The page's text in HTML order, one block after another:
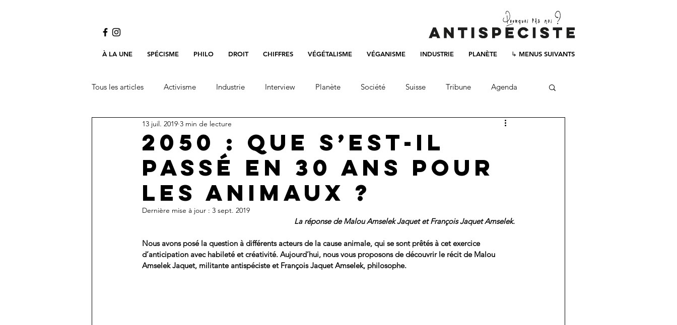
À LA UNE SPÉCISME PHILO DROIT CHIFFRES VÉGÉTALISME VÉGANISME INDUSTRIE PLANÈTE ↳ MENUS SUIVANTS
Tous les articles Activisme Industrie Interview Planète Société Suisse Tribune Agenda
2050 : que s’est-il
passé en 30 ans pour
les animaux ?
13 juil. 2019 3 min de lecture
Dernière mise à jour : 3 sept. 2019
La réponse de Malou Amselek Jaquet et François Jaquet Amselek.
Nous avons posé la question à différents acteurs de la cause animale, qui se sont prêtés à cet exercice
d’anticipation avec habileté et créativité. Aujourd’hui, nous vous proposons de découvrir le récit de Malou
Amselek Jaquet, militante antispéciste et François Jaquet Amselek, philosophe.